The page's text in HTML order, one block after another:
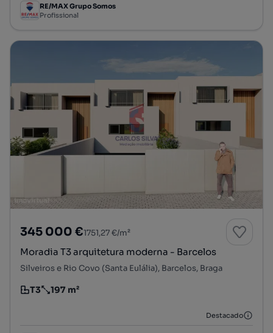
RE/MAX Grupo Somos
Profissional
345 000 €1751,27 €/m²
Moradia T3 arquitetura moderna - Barcelos
Silveiros e Rio Covo (Santa Eulália), Barcelos, Braga
Tipologia
T3
Preço por metro quadrado
197 m²
Destacado